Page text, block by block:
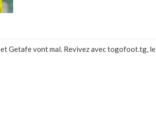
Getafe vont mal. Revivez avec togofoot.tg, le